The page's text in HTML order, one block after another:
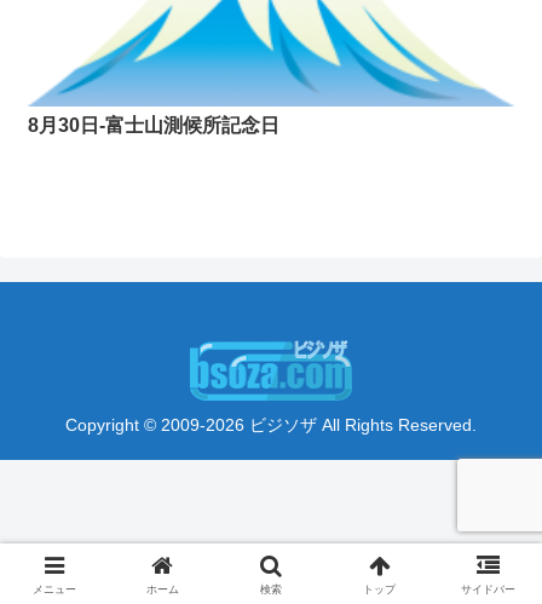
8月30日-富士山測候所記念日
Copyright © 2009-2026 ビジソザ All Rights Reserved.
メニュー ホーム 検索 トップ サイドバー